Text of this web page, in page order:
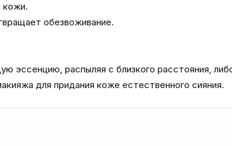
кожи.
обезвоживание.
эссенцию, распыляя с близкого расстояния,
для придания коже естественного сияния.